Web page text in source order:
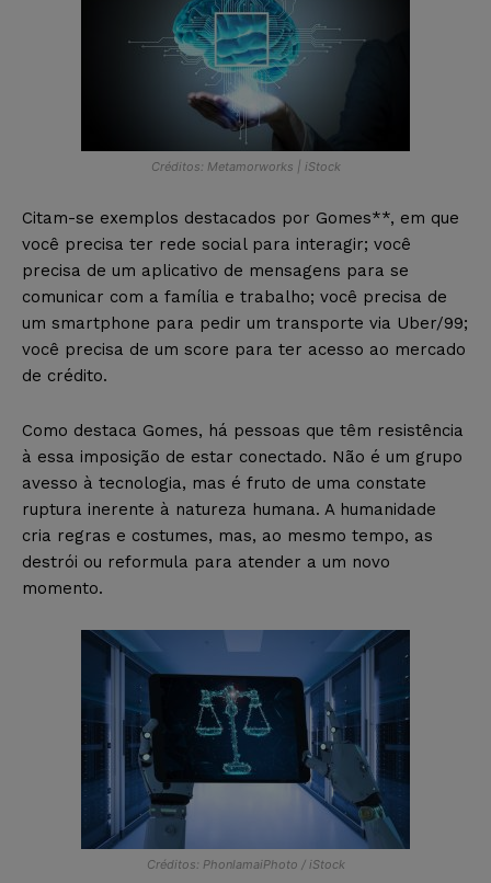
Créditos: Metamorworks | iStock
Citam-se exemplos destacados por Gomes**, em que
você precisa ter rede social para interagir; você
precisa de um aplicativo de mensagens para se
comunicar com a família e trabalho; você precisa de
um smartphone para pedir um transporte via Uber/99;
você precisa de um score para ter acesso ao mercado
de crédito.
Como destaca Gomes, há pessoas que têm resistência
à essa imposição de estar conectado. Não é um grupo
avesso à tecnologia, mas é fruto de uma constate
ruptura inerente à natureza humana. A humanidade
cria regras e costumes, mas, ao mesmo tempo, as
destrói ou reformula para atender a um novo
momento.
Créditos: PhonlamaiPhoto / iStock